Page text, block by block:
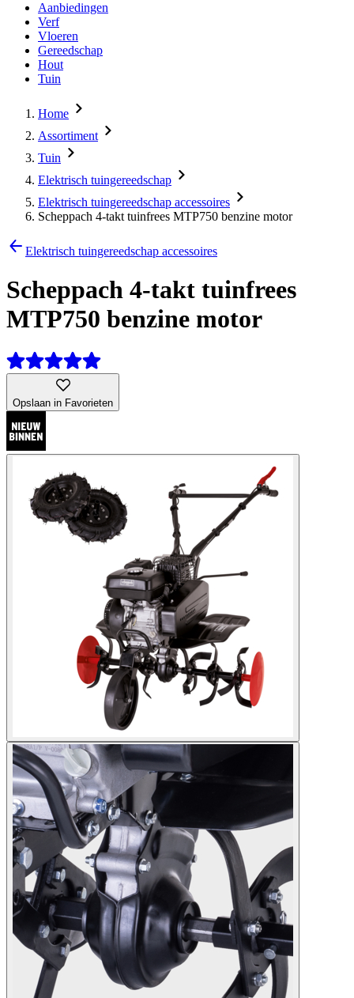
Aanbiedingen
Verf
Vloeren
Gereedschap
Hout
Tuin
Home
Assortiment
Tuin
Elektrisch tuingereedschap
Elektrisch tuingereedschap accessoires
Scheppach 4-takt tuinfrees MTP750 benzine motor
Elektrisch tuingereedschap accessoires
Scheppach 4-takt tuinfrees
MTP750 benzine motor
Opslaan in Favorieten